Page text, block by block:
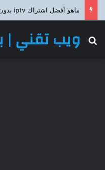
ماهو أفضل اشتراك iptv بدون تقيطع ؟
ويب تقني |
بحث عن